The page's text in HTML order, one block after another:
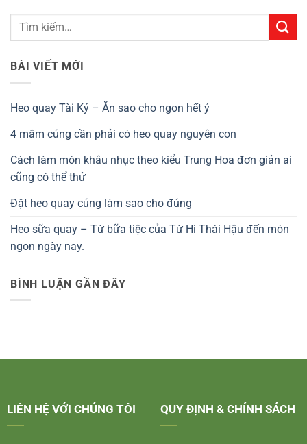
BÀI VIẾT MỚI
Heo quay Tài Ký – Ăn sao cho ngon hết ý
4 mâm cúng cần phải có heo quay nguyên con
Cách làm món khâu nhục theo kiểu Trung Hoa đơn giản ai
cũng có thể thử
Đặt heo quay cúng làm sao cho đúng
Heo sữa quay – Từ bữa tiệc của Từ Hi Thái Hậu đến món
ngon ngày nay.
BÌNH LUẬN GẦN ĐÂY
LIÊN HỆ VỚI CHÚNG TÔI QUY ĐỊNH & CHÍNH SÁCH